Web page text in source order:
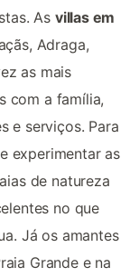
As villas em
Adraga,
as mais
com a família,
e serviços. Para
experimentar as
de natureza
no que
Já os amantes
Grande e na